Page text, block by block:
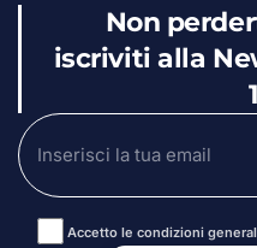
Non
iscriviti alla
Accetto le condizioni